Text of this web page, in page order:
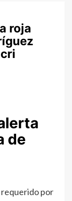
roja
de
requerido por